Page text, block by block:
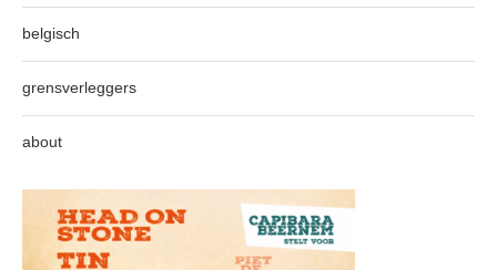
belgisch
grensverleggers
about